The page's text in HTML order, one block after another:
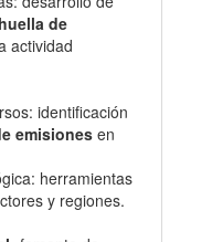
de
actividad
identificación
emisiones en
herramientas
y regiones.